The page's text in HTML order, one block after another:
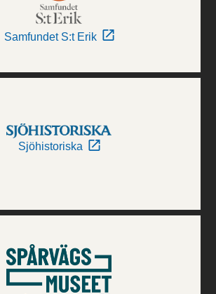
Samfundet S:t Erik
Sjöhistoriska